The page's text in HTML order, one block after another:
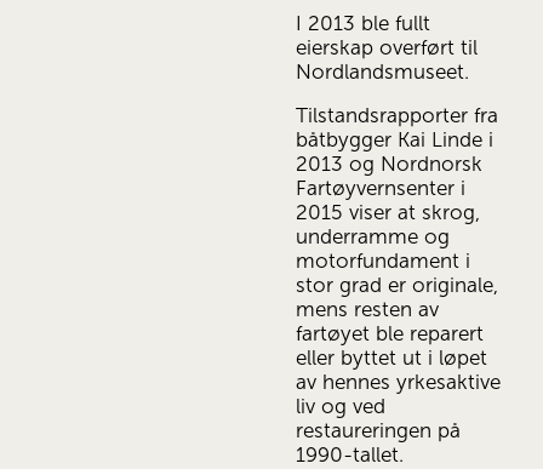
I 2013 ble fullt
eierskap overført til
Nordlandsmuseet.
Tilstandsrapporter fra
båtbygger Kai Linde i
2013 og Nordnorsk
Fartøyvernsenter i
2015 viser at skrog,
underramme og
motorfundament i
stor grad er originale,
mens resten av
fartøyet ble reparert
eller byttet ut i løpet
av hennes yrkesaktive
liv og ved
restaureringen på
1990-tallet.